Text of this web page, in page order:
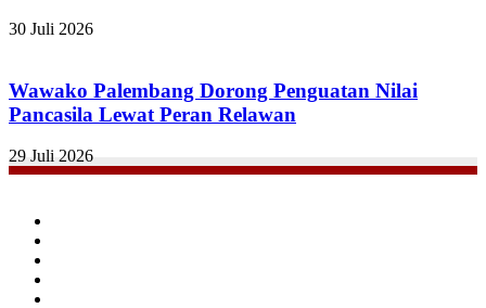
30 Juli 2026
Wawako Palembang Dorong Penguatan Nilai
Pancasila Lewat Peran Relawan
29 Juli 2026